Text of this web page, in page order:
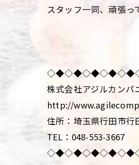
スタッフ一同、頑張っ
株式会社アジルカンパ
http://
住所：埼玉県行田市行
TEL：048-553-3667